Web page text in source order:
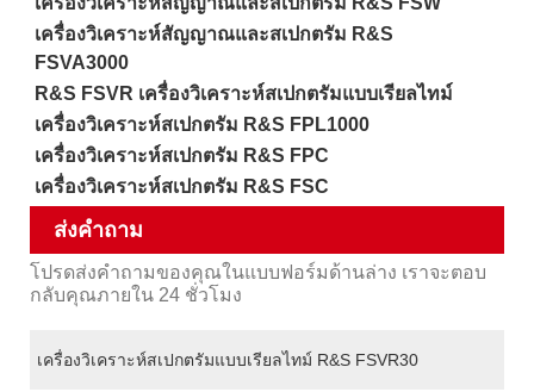
เครื่องวิเคราะห์สัญญาณและสเปกตรัม R&S
FSVA3000
R&S FSVR เครื่องวิเคราะห์สเปกตรัมแบบเรียลไทม์
เครื่องวิเคราะห์สเปกตรัม R&S FPL1000
เครื่องวิเคราะห์สเปกตรัม R&S FPC
เครื่องวิเคราะห์สเปกตรัม R&S FSC
ส่งคำถาม
โปรดส่งคำถามของคุณในแบบฟอร์มด้านล่าง เราจะตอบ
กลับคุณภายใน 24 ชั่วโมง